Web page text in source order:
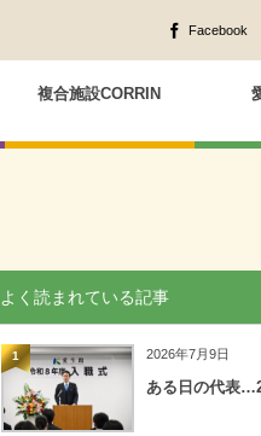
Facebook
複合施設CORRIN
よく読まれている記事
1 2026年7月9日
ある日の代表